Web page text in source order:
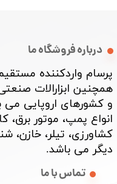
درباره فروشگاه ما
پرسام واردکننده
همچنین ابزارالات
و کشورهای اروپایی
انواع پمپ، موتور برق،
کشاورزی، تیلر، خازن،
دیگر می باشد. ​​​​​​​
تماس با ما